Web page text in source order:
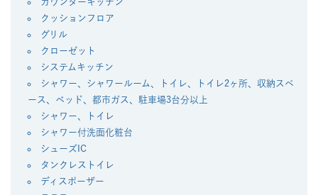
クッションフロア
グリル
クローゼット
システムキッチン
シャワー、シャワールーム、トイレ、トイレ2ヶ所、収納スペ
ース、ベッド、都市ガス、駐車場3台分以上
シャワー、トイレ
シャワー付洗面化粧台
シューズIC
タンクレストイレ
ディスポーザー